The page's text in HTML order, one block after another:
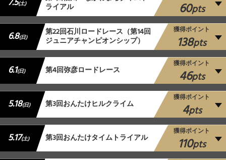
7.5(土) ライアル 60pts
6.8(日) 第22回石川ロードレース（第14回
ジュニアチャンピオンシップ）
獲得ポイント
138pts
6.1(日) 第4回弥彦ロードレース
獲得ポイント
46pts
5.18(日) 第3回おんたけヒルクライム
獲得ポイント
4pts
5.17(土) 第3回おんたけタイムトライアル
獲得ポイント
110pts